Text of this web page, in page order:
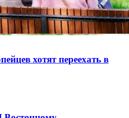
хотят переехать в